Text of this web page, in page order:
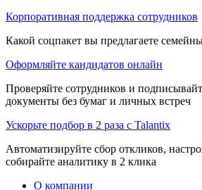
Корпоративная поддержка сотрудников
Какой соцпакет вы предлагаете
Оформляйте кандидатов онлайн
Проверяйте сотрудников и
документы без бумаг и личных встреч
Ускорьте подбор в 2 раза с Talantix
Автоматизируйте сбор откликов,
собирайте аналитику в 2 клика
О компании